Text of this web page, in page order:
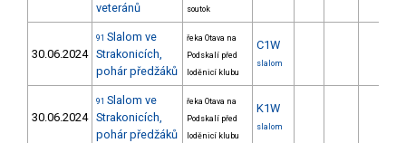
veteránů
soutok
30.06.2024
91 Slalom ve
Strakonicích,
pohár předžáků
řeka Otava na
Podskalí před
loděnicí klubu
C1W
slalom
30.06.2024
91 Slalom ve
Strakonicích,
pohár předžáků
řeka Otava na
Podskalí před
loděnicí klubu
K1W
slalom